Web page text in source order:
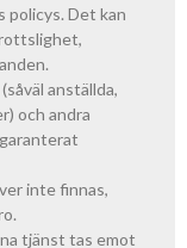
policys. Det kan
anställda,
och andra
inte finnas,
tjänst tas emot